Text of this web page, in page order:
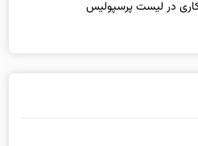
در لیست پرسپولیس